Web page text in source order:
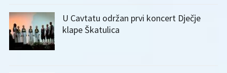
U Cavtatu održan prvi koncert Dječje
klape Škatulica